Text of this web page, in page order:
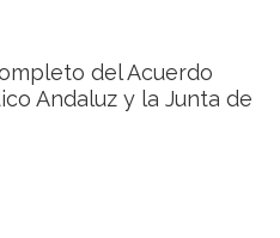
del Acuerdo
Andaluz y la Junta de